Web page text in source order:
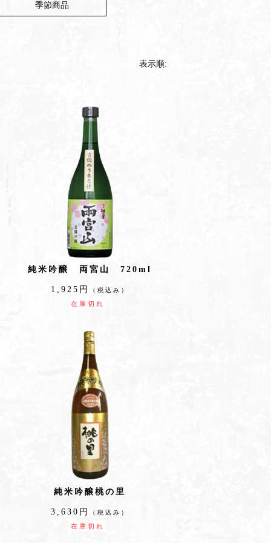
季節商品
表示順:
純米吟醸 両宮山 720ml
1,925円 （税込み）
在庫切れ
純米吟醸桃の里
3,630円 （税込み）
在庫切れ